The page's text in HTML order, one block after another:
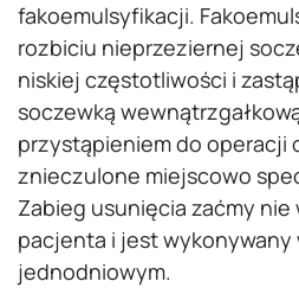
fakoemulsyfikacji.
rozbiciu nieprzeziernej
niskiej częstotliwości i
soczewką
przystąpieniem do operacji
znieczulone miejscowo
Zabieg usunięcia zaćmy
pacjenta i jest wykonywany
jednodniowym.